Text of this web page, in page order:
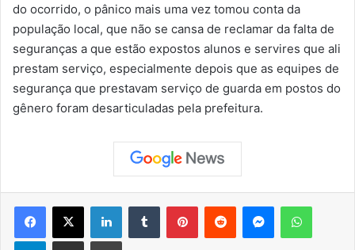
do ocorrido, o pânico mais uma vez tomou conta da
população local, que não se cansa de reclamar da falta de
seguranças a que estão expostos alunos e servires que ali
prestam serviço, especialmente depois que as equipes de
segurança que prestavam serviço de guarda em postos do
gênero foram desarticuladas pela prefeitura.
Telegram